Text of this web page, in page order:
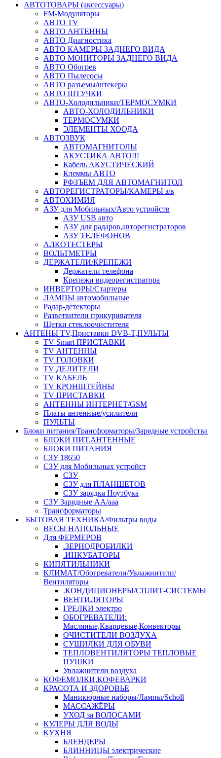
АВТОТОВАРЫ (аксессуары)
FM-Модуляторы
АВТО TV
АВТО АНТЕННЫ
АВТО Диагностика
АВТО КАМЕРЫ ЗАДНЕГО ВИДА
АВТО МОНИТОРЫ ЗАДНЕГО ВИДА
АВТО Обогрев
АВТО Пылесосы
АВТО разъемы/штекеры
АВТО ШТУЧКИ
АВТО-Холодильники/ТЕРМОСУМКИ
АВТО-ХОЛОДИЛЬНИКИ
ТЕРМОСУМКИ
ЭЛЕМЕНТЫ ХООДА
АВТОЗВУК
АВТОМАГНИТОЛЫ
АКУСТИКА АВТО!!!
Кабель АКУСТИЧЕСКИЙ
Клеммы АВТО
РФЗЪЕМ ДЛЯ АВТОМАГНИТОЛ
АВТОРЕГИСТРАТОРЫ/КАМЕРЫ з/в
АВТОХИМИЯ
АЗУ для Мобильных/Авто устройств
АЗУ USB авто
АЗУ для радаров,авторегистраторов
АЗУ ТЕЛЕФОНОВ
АЛКОТЕСТЕРЫ
ВОЛЬТМЕТРЫ
ДЕРЖАТЕЛИ/КРЕПЕЖИ
Держатели телефона
Крепежи видеорегистратора
ИНВЕРТОРЫ/Стартеры
ЛАМПЫ автомобильные
Радар-детекторы
Разветвители прикуривателя
Щетки стеклоочистителя
АНТЕНЫ ТV,Приставки DVB-T,ПУЛЬТЫ
TV Smart ПРИСТАВКИ
TV АНТЕННЫ
TV ГОЛОВКИ
TV ДЕЛИТЕЛИ
TV КАБЕЛЬ
TV КРОНШТЕЙНЫ
TV ПРИСТАВКИ
АНТЕННЫ ИНТЕРНЕТ/GSM
Платы антенные/усилители
ПУЛЬТЫ
Блоки питания/Трансформаторы/Зарядные устройства
БЛОКИ ПИТ.АНТЕННЫЕ
БЛОКИ ПИТАНИЯ
СЗУ 18650
СЗУ для Мобильных устройст
СЗУ
СЗУ для ПЛАНШЕТОВ
СЗУ зарядка Ноутбука
СЗУ Зарядные АА/ааа
Трансформаторы
БЫТОВАЯ ТЕХНИКА/Фильтры воды
ВЕСЫ НАПОЛЬНЫЕ
Для ФЕРМЕРОВ
.ЗЕРНОДРОБИЛКИ
.ИНКУБАТОРЫ
КИПЯТИЛЬНИКИ
КЛИМАТ/Обогреватели/Увлажнители/
Вентиляторы
.КОНДИЦИОНЕРЫ/СПЛИТ-СИСТЕМЫ
ВЕНТИЛЯТОРЫ
ГРЕЛКИ электро
ОБОГРЕВАТЕЛИ:
Масляные,Кварцевые,Конвекторы
ОЧИСТИТЕЛИ ВОЗДУХА
СУШИЛКИ ДЛЯ ОБУВИ
ТЕПЛОВЕНТИЛЯТОРЫ ТЕПЛОВЫЕ
ПУШКИ
Увлажнители воздуха
КОФЕМОЛКИ,КОФЕВАРКИ
КРАСОТА И ЗДОРОВЬЕ
Маникюрные наборы/Лампы/Scholl
МАССАЖЁРЫ
УХОД за ВОЛОСАМИ
КУЛЕРЫ ДЛЯ ВОДЫ
КУХНЯ
БЛЕНДЕРЫ
БЛИННИЦЫ электрические